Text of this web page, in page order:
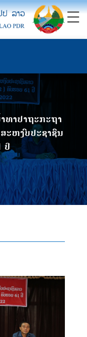
ທາປາຖະກະຖາ
ະຫງົບປະຊາຊົນ
ປີ